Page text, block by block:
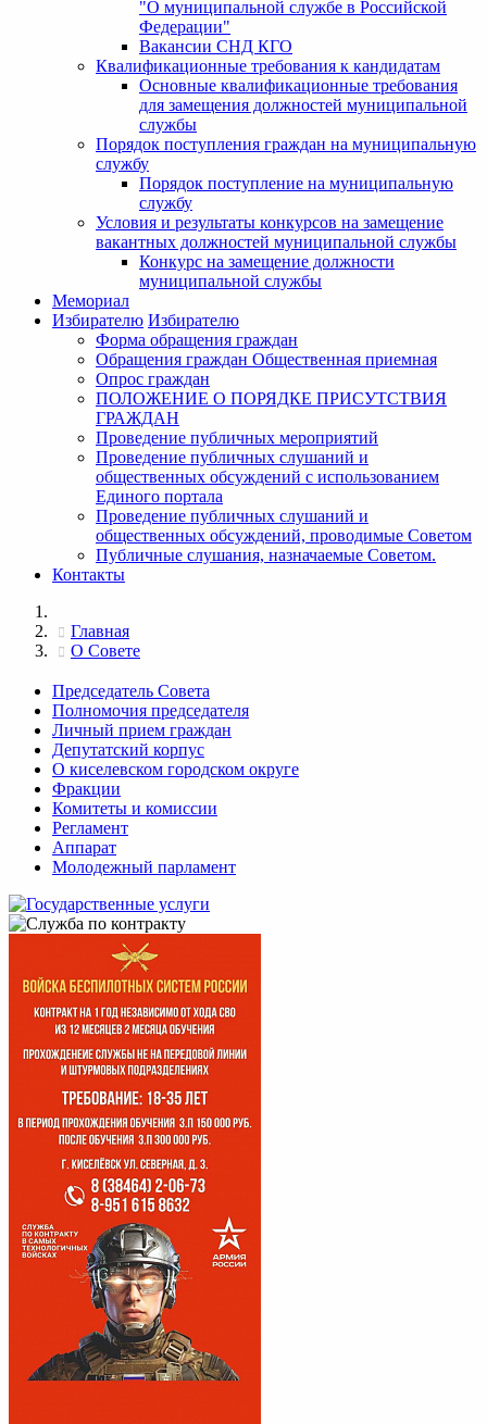
"О муниципальной службе в Российской
Федерации"
Вакансии СНД КГО
Квалификационные требования к кандидатам
Основные квалификационные требования
для замещения должностей муниципальной
службы
Порядок поступления граждан на муниципальную
службу
Порядок поступление на муниципальную
службу
Условия и результаты конкурсов на замещение
вакантных должностей муниципальной службы
Конкурс на замещение должности
муниципальной службы
Мемориал
Избирателю Избирателю
Форма обращения граждан
Обращения граждан Общественная приемная
Опрос граждан
ПОЛОЖЕНИЕ О ПОРЯДКЕ ПРИСУТСТВИЯ
ГРАЖДАН
Проведение публичных мероприятий
Проведение публичных слушаний и
общественных обсуждений с использованием
Единого портала
Проведение публичных слушаний и
общественных обсуждений, проводимые Советом
Публичные слушания, назначаемые Советом.
Контакты
Главная
О Совете
Председатель Совета
Полномочия председателя
Личный прием граждан
Депутатский корпус
О киселевском городском округе
Фракции
Комитеты и комиссии
Регламент
Аппарат
Молодежный парламент